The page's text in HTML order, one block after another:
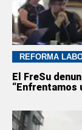
REFORMA
El FreSu
“Enfrentamos